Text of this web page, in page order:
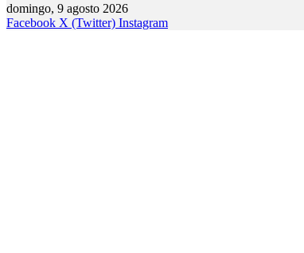
domingo, 9 agosto 2026
Facebook X (Twitter) Instagram